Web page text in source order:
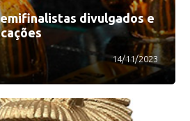
divulgados e
14/11/2023